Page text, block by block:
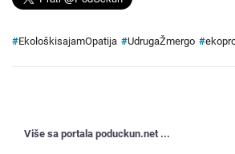
#EkološkisajamOpatija #UdrugaŽmergo #
Više sa portala poduckun.net ...